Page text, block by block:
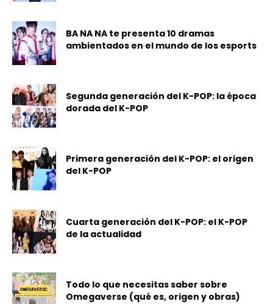
BA NA NA te presenta 10 dramas
ambientados en el mundo de los esports
Segunda generación del K-POP: la época
dorada del K-POP
Primera generación del K-POP: el origen
del K-POP
Cuarta generación del K-POP: el K-POP
de la actualidad
Todo lo que necesitas saber sobre
Omegaverse (qué es, origen y obras)